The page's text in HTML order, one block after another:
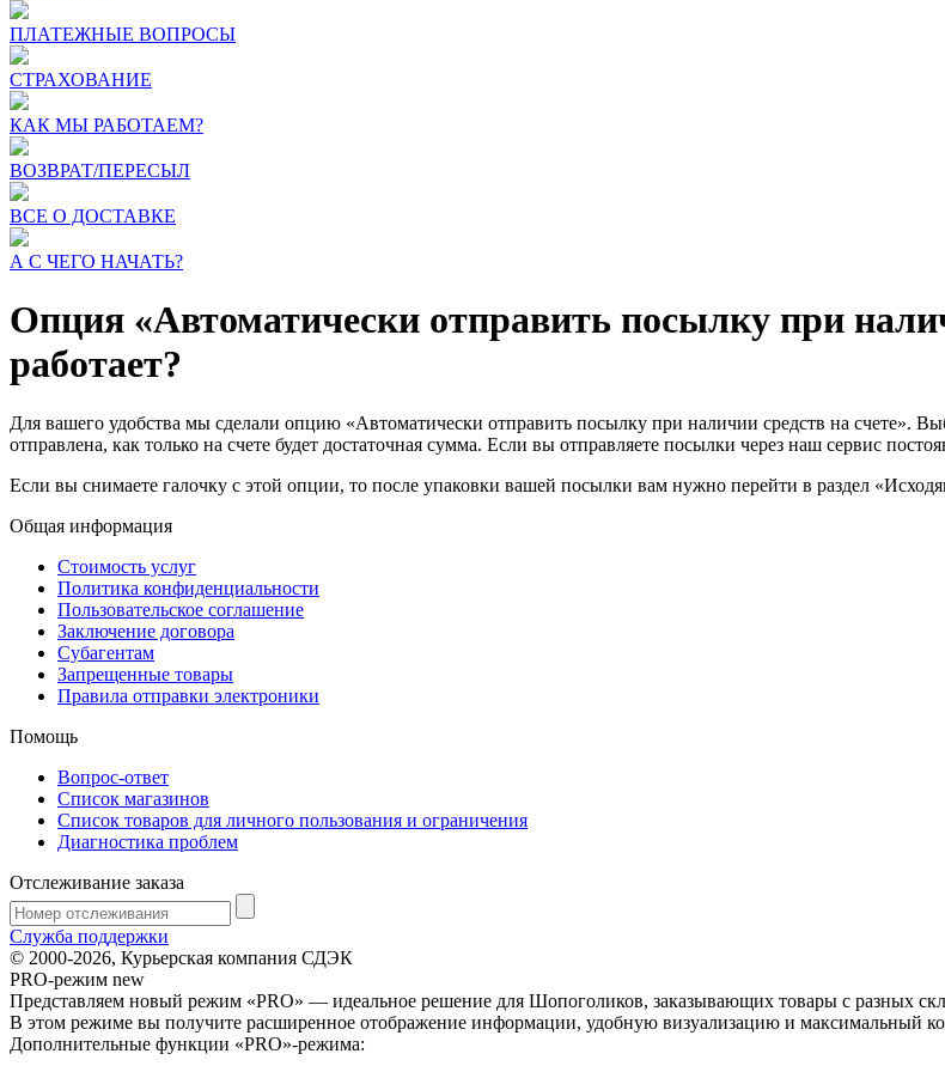
ПЛАТЕЖНЫЕ ВОПРОСЫ
СТРАХОВАНИЕ
КАК МЫ РАБОТАЕМ?
ВОЗВРАТ/ПЕРЕСЫЛ
ВСЕ О ДОСТАВКЕ
А С ЧЕГО НАЧАТЬ?
Опция «Автоматически отправить посылку при
работает?
Для вашего удобства мы сделали опцию «Автоматически отправить посылку при наличии средств на счете».
отправлена, как только на счете будет достаточная сумма. Если вы отправляете посылки через наш сервис
Если вы снимаете галочку с этой опции, то после упаковки вашей посылки вам нужно перейти в раздел
Общая информация
Стоимость услуг
Политика конфиденциальности
Пользовательское соглашение
Заключение договора
Субагентам
Запрещенные товары
Правила отправки электроники
Помощь
Вопрос-ответ
Список магазинов
Список товаров для личного пользования и ограничения
Диагностика проблем
Отслеживание заказа
Служба поддержки
© 2000-2026, Курьерская компания СДЭК
PRO-режим new
Представляем новый режим «PRO» — идеальное решение для Шопоголиков, заказывающих товары с разных
В этом режиме вы получите расширенное отображение информации, удобную визуализацию и максимальный
Дополнительные функции «PRO»-режима: